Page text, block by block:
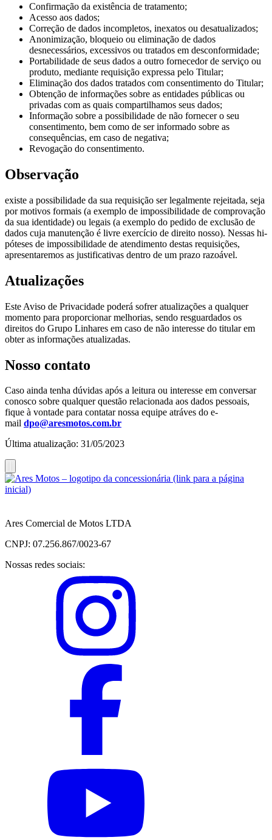
Confirmação da existência de tratamento;
Acesso aos dados;
Correção de dados incompletos, inexatos ou desatualizados;
Anonimização, bloqueio ou eliminação de dados
desnecessários, excessivos ou tratados em desconformidade;
Portabilidade de seus dados a outro fornecedor de serviço ou
produto, mediante requisição expressa pelo Titular;
Eliminação dos dados tratados com consentimento do Titular;
Obtenção de informações sobre as entidades públicas ou
privadas com as quais compartilhamos seus dados;
Informação sobre a possibilidade de não fornecer o seu
consentimento, bem como de ser informado sobre as
consequências, em caso de negativa;
Revogação do consentimento.
Observação
existe a possibilidade da sua requisição ser legalmente rejeitada, seja
por motivos formais (a exemplo de impossibilidade de comprovação
da sua identidade) ou legais (a exemplo do pedido de exclusão de
dados cuja manutenção é livre exercício de direito nosso). Nessas hi-
póteses de impossibilidade de atendimento destas requisições,
apresentaremos as justificativas dentro de um prazo razoável.
Atualizações
Este Aviso de Privacidade poderá sofrer atualizações a qualquer
momento para proporcionar melhorias, sendo resguardados os
direitos do Grupo Linhares em caso de não interesse do titular em
obter as informações atualizadas.
Nosso contato
Caso ainda tenha dúvidas após a leitura ou interesse em conversar
conosco sobre qualquer questão relacionada aos dados pessoais,
fique à vontade para contatar nossa equipe atráves do e-
mail dpo@aresmotos.com.br
Última atualização: 31/05/2023
Ares Comercial de Motos LTDA
CNPJ: 07.256.867/0023-67
Nossas redes sociais: